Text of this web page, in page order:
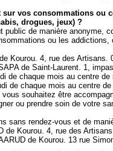
vos consommations ou
drogues, jeux) ?
public de manière anonyme,
ou les
Kourou. 4, rue des Artisans.
de Saint-Laurent. 1,
de chaque mois au centre
de chaque mois au centre
vous souhaitez être
ou prendre soin de votre
sans rendez-vous et de
de Kourou. 4, rue des
de Kourou. 13 rue